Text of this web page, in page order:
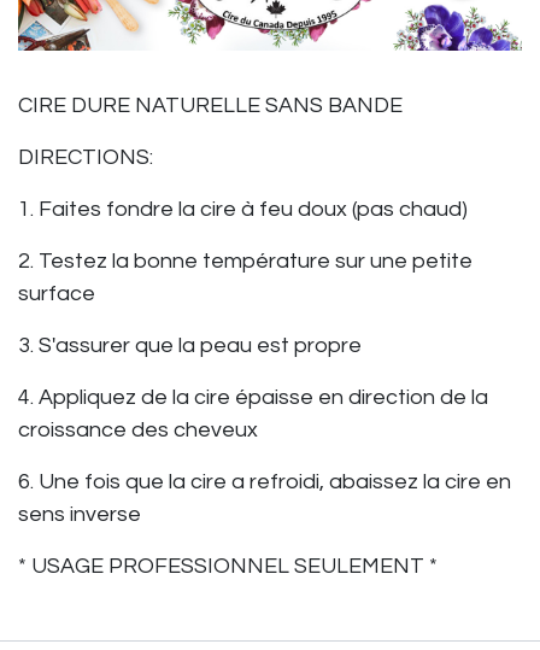
CIRE DURE NATURELLE SANS BANDE
DIRECTIONS:
1. Faites fondre la cire à feu doux (pas chaud)
2. Testez la bonne température sur une petite
surface
3. S'assurer que la peau est propre
4. Appliquez de la cire épaisse en direction de la
croissance des cheveux
6. Une fois que la cire a refroidi, abaissez la cire en
sens inverse
* USAGE PROFESSIONNEL SEULEMENT *